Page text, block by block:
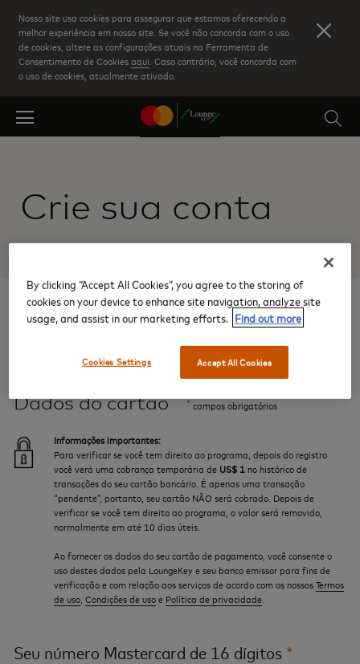
Skip
to
main
content
Nosso site usa cookies para assegurar que estamos oferecendo a
melhor experiência em nosso site. Se você não concorda com o uso
de cookies, altere as configurações atuais na Ferramenta de
Consentimento de Cookiesaqui . Caso contrário, você concorda com
o uso de cookies, atualmente ativado.
Crie sua conta
1 Digite os dados do seu
cartão
Dados do cartão *campos obrigatórios
Informações importantes:
Para verificar se você tem direito ao programa, depois do registro
você verá uma cobrança temporária de US$ 1 no histórico de
transações do seu cartão bancário. É apenas uma transação
“pendente”, portanto, seu cartão NÃO será cobrado. Depois de
verificar se você tem direito ao programa, o valor será removido,
normalmente em até 10 dias úteis.
Ao fornecer os dados do seu cartão de pagamento, você consente o
uso destes dados pela LoungeKey e seu banco emissor para fins de
verificação e com relação aos serviços de acordo com os nossosTermos
de uso Condições de usoe Política de privacidade
Seu número Mastercard de 16 dígitos *
By clicking “Accept All Cookies”, you agree to the storing of
cookies on your device to enhance site navigation, analyze site
usage, and assist in our marketing efforts. Find out more
Accept All Cookies
Cookies Settings